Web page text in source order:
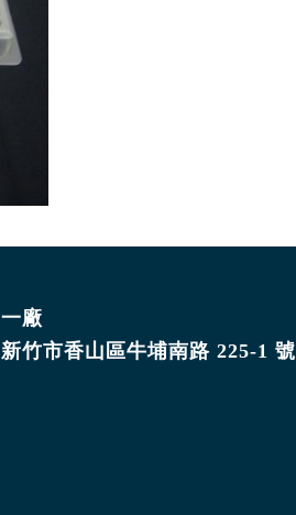
一廠
新竹市香山區牛埔南路 225-1 號